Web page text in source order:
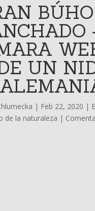
BÚHO
UN
| Feb 22, 2020 |
de la naturaleza |